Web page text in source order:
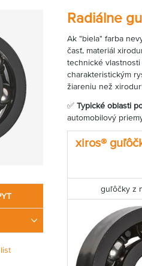
Radiálne
Ak "biela" farba
časť, materiál
technické
charakteristickým
žiareniu než
✅ Typické oblasti
automobilový
xiros®
guľôčky z